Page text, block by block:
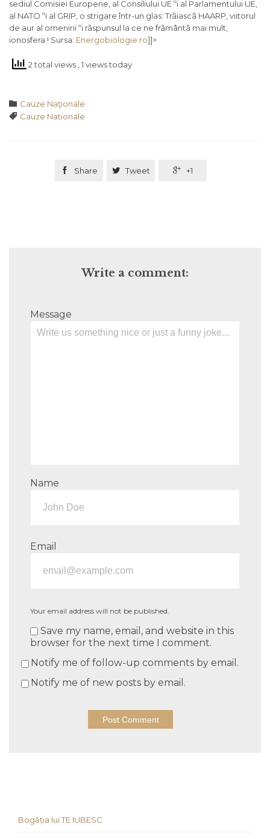
sediul Comisiei Europene, al Consiliului UE ºi al Parlamentului UE,
al NATO ºi al GRIP, o strigare într-un glas: Trãiascã HAARP, viitorul
de aur al omenirii ºi rãspunsul la ce ne frãmântã mai mult,
ionosfera ! Sursa: Energobiologie.ro]]>
2 total views , 1 views today
 Category
Cauze Naţionale
 Tags
Cauze Nationale
 Share  Tweet  +1
Write a comment:
Message
Name
Email
Your email address will not be published.
Save my name, email, and website in this
browser for the next time I comment.
Notify me of follow-up comments by email.
Notify me of new posts by email.
Bogăția lui TE IUBESC